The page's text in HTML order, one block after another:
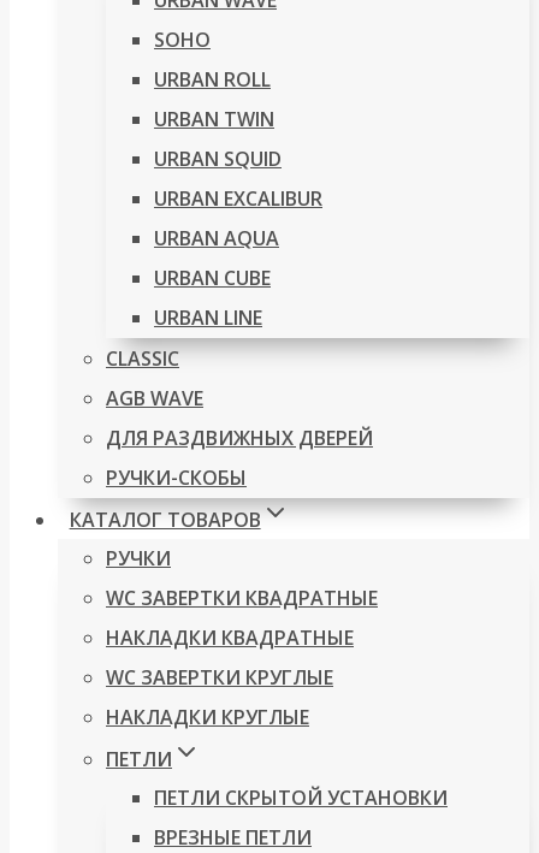
SOHO
URBAN ROLL
URBAN TWIN
URBAN SQUID
URBAN EXCALIBUR
URBAN AQUA
URBAN CUBE
URBAN LINE
CLASSIC
AGB WAVE
ДЛЯ РАЗДВИЖНЫХ ДВЕРЕЙ
РУЧКИ-СКОБЫ
КАТАЛОГ ТОВАРОВ
РУЧКИ
WC ЗАВЕРТКИ КВАДРАТНЫЕ
НАКЛАДКИ КВАДРАТНЫЕ
WC ЗАВЕРТКИ КРУГЛЫЕ
НАКЛАДКИ КРУГЛЫЕ
ПЕТЛИ
ПЕТЛИ СКРЫТОЙ УСТАНОВКИ
ВРЕЗНЫЕ ПЕТЛИ